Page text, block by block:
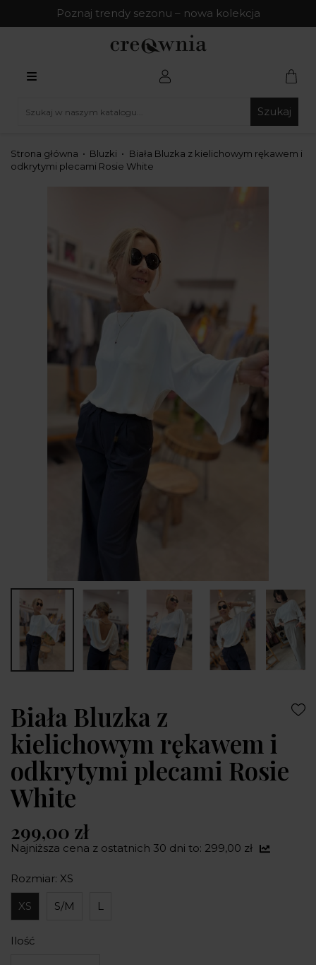
Poznaj trendy sezonu – nowa kolekcja
Szukaj
Strona główna Bluzki
Biała Bluzka z kielichowym rękawem i
odkrytymi plecami Rosie White
Biała Bluzka z
kielichowym rękawem i
odkrytymi plecami Rosie
White
299,00 zł
Najniższa cena z ostatnich 30 dni to: 299,00 zł
Rozmiar: XS
XS S/M L
Ilość